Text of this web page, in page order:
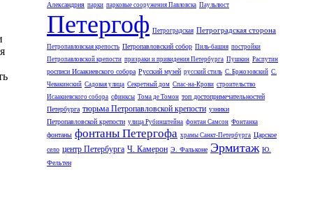
Александрия парки парковые сооружения Павловска Паульлюст
Петергоф Петроградская Петроградская сторона
Петропавловская крепость Петропавловский собор Пиль-башня постройки
Петропавловской крепости призраки и привидения Петербурга Пушкин Распутин
росписи Исаакиевского собора Русский музей русский стиль С. Бржозовский С.
Чевакинский Садовая улица Секретный дом Спас-на-Крови строительство
Исаакиевского собора сфинксы Тома де Томон топ достопримечательностей
Петербурга тюрьма Петропавловской крепости узники
Петропавловской крепости улица Рубинштейна фонтан Самсон Фонтанка
фонтаны фонтаны Петергофа храмы Санкт-Петербурга Царское
село центр Петербурга Ч. Камерон Э. Фальконе Эрмитаж Ю.
Фельтен